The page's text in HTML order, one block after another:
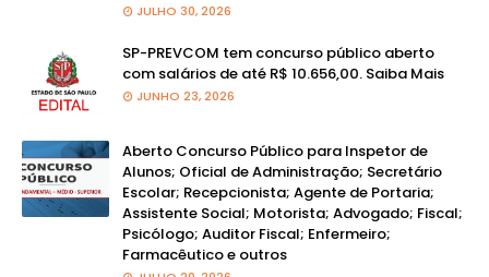
JULHO 30, 2026
SP-PREVCOM tem concurso público aberto
com salários de até R$ 10.656,00. Saiba Mais
JUNHO 23, 2026
Aberto Concurso Público para Inspetor de
Alunos; Oficial de Administração; Secretário
Escolar; Recepcionista; Agente de Portaria;
Assistente Social; Motorista; Advogado; Fiscal;
Psicólogo; Auditor Fiscal; Enfermeiro;
Farmacêutico e outros